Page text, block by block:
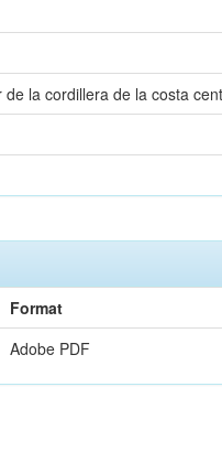
la cordillera de la costa
Format
Adobe PDF